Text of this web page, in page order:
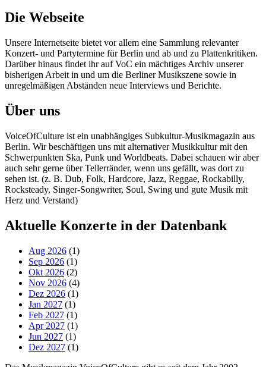
Die Webseite
Unsere Internetseite bietet vor allem eine Sammlung relevanter
Konzert- und Partytermine für Berlin und ab und zu Plattenkritiken.
Darüber hinaus findet ihr auf VoC ein mächtiges Archiv unserer
bisherigen Arbeit in und um die Berliner Musikszene sowie in
unregelmäßigen Abständen neue Interviews und Berichte.
Über uns
VoiceOfCulture ist ein unabhängiges Subkultur-Musikmagazin aus
Berlin. Wir beschäftigen uns mit alternativer Musikkultur mit den
Schwerpunkten Ska, Punk und Worldbeats. Dabei schauen wir aber
auch sehr gerne über Tellerränder, wenn uns gefällt, was dort zu
sehen ist. (z. B. Dub, Folk, Hardcore, Jazz, Reggae, Rockabilly,
Rocksteady, Singer-Songwriter, Soul, Swing und gute Musik mit
Herz und Verstand)
Aktuelle Konzerte in der Datenbank
Aug 2026 (1)
Sep 2026 (1)
Okt 2026 (2)
Nov 2026 (4)
Dez 2026 (1)
Jan 2027 (1)
Feb 2027 (1)
Apr 2027 (1)
Jun 2027 (1)
Dez 2027 (1)